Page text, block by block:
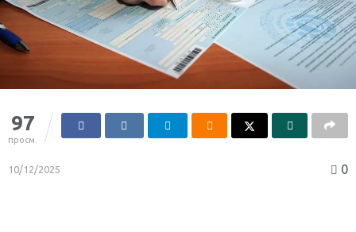
97
просм.
10/12/2025 0